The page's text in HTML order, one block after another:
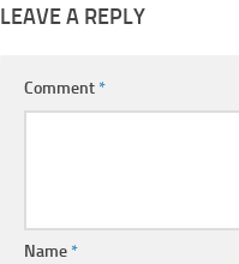
LEAVE A REPLY
Comment*
Name*